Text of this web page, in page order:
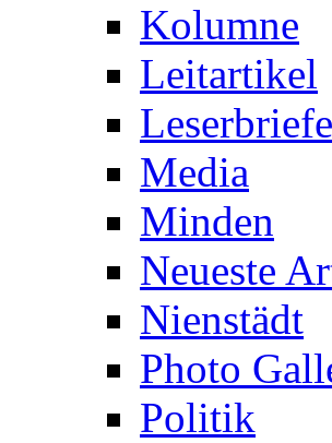
Kolumne
Leitartikel
Leserbriefe
Media
Minden
Neueste
Nienstädt
Photo
Politik